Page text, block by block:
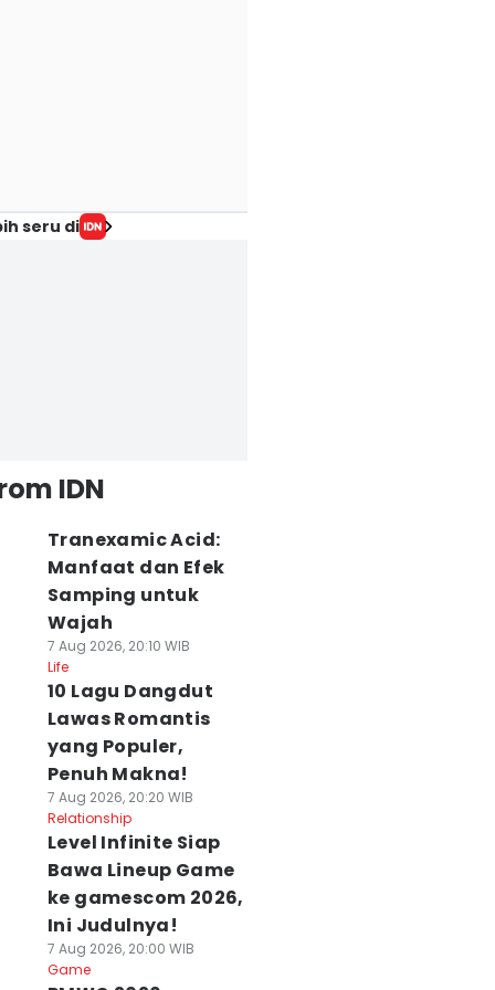
seru di
IDN
Tranexamic Acid:
Manfaat dan Efek
Samping untuk
Wajah
7 Aug 2026, 20:10 WIB
Life
10 Lagu Dangdut
Lawas Romantis
yang Populer,
Penuh Makna!
7 Aug 2026, 20:20 WIB
Relationship
Level Infinite Siap
Bawa Lineup Game
ke gamescom 2026,
Ini Judulnya!
7 Aug 2026, 20:00 WIB
Game